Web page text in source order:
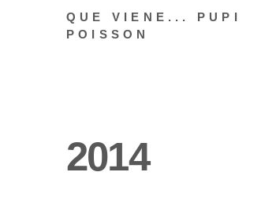
QUE VIENE... PUPI
POISSON
2014